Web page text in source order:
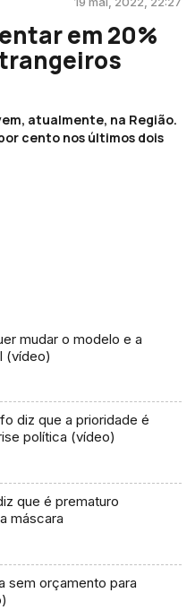
em 20%
atualmente, na Região.
cento nos últimos dois
mudar o modelo e a
(vídeo)
diz que a prioridade é
política (vídeo)
que é prematuro
máscara
sem orçamento para